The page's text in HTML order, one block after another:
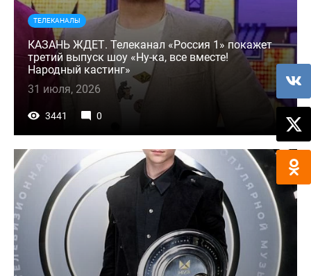
ТЕЛЕКАНАЛЫ
КАЗАНЬ ЖДЕТ. Телеканал «Россия 1» покажет
третий выпуск шоу «Ну-ка, все вместе!
Народный кастинг»
31 июля, 2026
3441 0